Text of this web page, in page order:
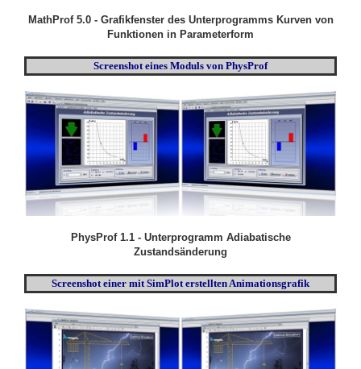
MathProf 5.0 - Grafikfenster des Unterprogramms Kurven von
Funktionen in Parameterform
Screenshot eines Moduls von PhysProf
PhysProf 1.1 - Unterprogramm Adiabatische
Zustandsänderung
Screenshot einer mit SimPlot erstellten Animationsgrafik